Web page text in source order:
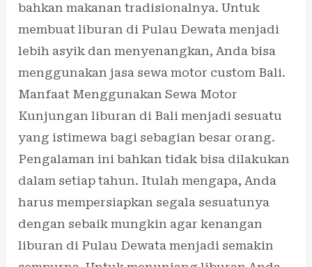
bahkan makanan tradisionalnya. Untuk
membuat liburan di Pulau Dewata menjadi
lebih asyik dan menyenangkan, Anda bisa
menggunakan jasa sewa motor custom Bali.
Manfaat Menggunakan Sewa Motor
Kunjungan liburan di Bali menjadi sesuatu
yang istimewa bagi sebagian besar orang.
Pengalaman ini bahkan tidak bisa dilakukan
dalam setiap tahun. Itulah mengapa, Anda
harus mempersiapkan segala sesuatunya
dengan sebaik mungkin agar kenangan
liburan di Pulau Dewata menjadi semakin